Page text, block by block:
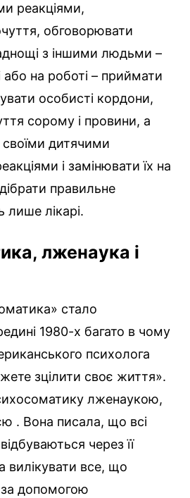
реакціями,
обговорювати
з іншими людьми –
або на роботі – приймати
особисті кордони,
сорому і провини, а
дитячими
і замінювати їх на
правильне
лише лікарі.
лженаука і
стало
1980-х багато в чому
психолога
зцілити своє життя».
лженаукою,
. Вона писала, що всі
через її
вилікувати все, що
допомогою